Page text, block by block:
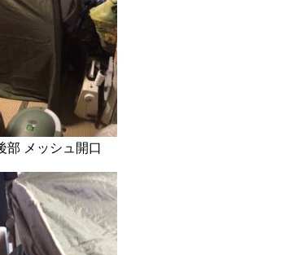
部 メッシュ開口